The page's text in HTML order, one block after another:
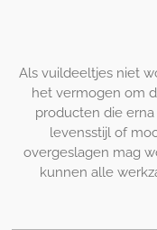
Als vuildeeltjes niet
het vermogen om
producten die
levensstijl of
overgeslagen mag
kunnen alle